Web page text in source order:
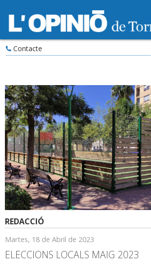
Contacte
REDACCIÓ
Martes, 18 de Abril de 2023
ELECCIONS LOCALS MAIG 2023